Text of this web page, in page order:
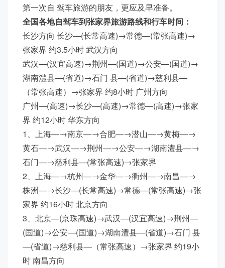
第一次自 驾车旅游的朋友，更应及早准备。
全国各地自驾车到张家界旅游路线和行车时间：
长沙方向 长沙—(长常高速)→常德—(常张高速)→
张家界 约3.5小时 武汉方向
武汉—(汉宜高速)→荆州—(国道)→公安—(国道)→
湖南澧县—(省道)→石门 县—(省道)→慈利县—
（常张高速）→张家界 约8小时 广州方向
广州—(高速)→长沙—(高速)→常德—(高速)→张家
界 约12小时 华东方向
1、上海—→南京—→合肥—→潜山—→黄梅—→
黄石—→武汉—→荆州—→公安—→湖南澧县—→
石门—→慈利县—(常张高速)→张家界
2、上海—→杭州—→金华—→衢州—→南昌—→
株洲—→长沙—(长常高速)→常德—(常张高速)→张
家界 约16小时 北京方向
3、北京—(京珠高速)→武汉—(汉宜高速)→荆州—
(国道)→公安—(国道)→湖南澧县—(省道)→石门 县
—(省道)→慈利县—（常张高速）→张家界 约19小
时 南昌方向